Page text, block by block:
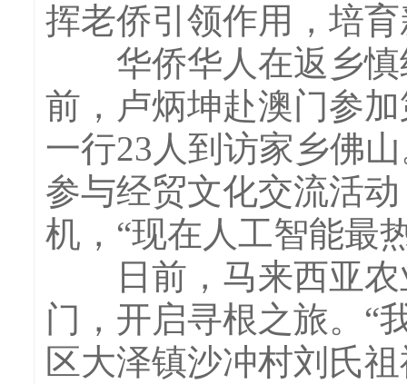
挥老侨引领作用，培
华侨华人在返乡慎
前，卢炳坤赴澳门参
一行23人到访家乡佛
参与经贸文化交流活
机，“现在人工智能最
日前，马来西亚农
门，开启寻根之旅。“
区大泽镇沙冲村刘氏